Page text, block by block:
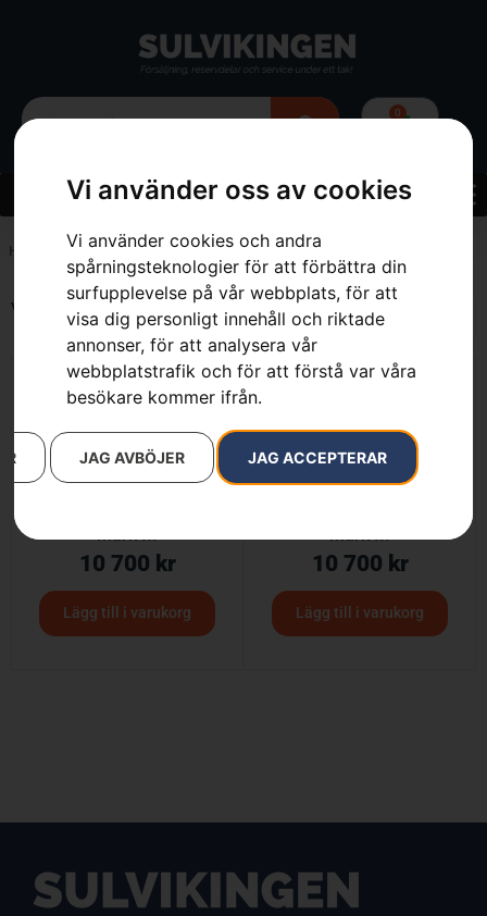
Vi använder oss av cookies
Vi använder cookies och andra
spårningsteknologier för att förbättra din
surfupplevelse på vår webbplats, för att
visa dig personligt innehåll och riktade
annonser, för att analysera vår
webbplatstrafik och för att förstå var våra
besökare kommer ifrån.
JAG ACCEPTERAR
JAG AVBÖJER
0
Hem 39.1 cm³
Visar alla 2 resultat
Mark III
10 700 kr
Lägg till i varukorg
Mark III
10 700 kr
Lägg till i varukorg